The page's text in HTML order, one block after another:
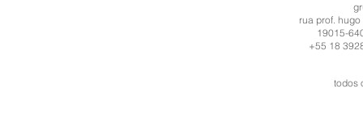
rua prof.
19015-
+55 18
todos